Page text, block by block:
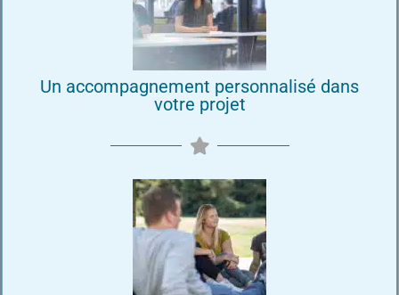
Un accompagnement personnalisé dans
votre projet